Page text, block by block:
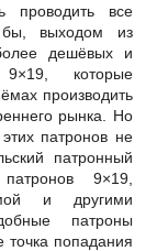
проводить все
выходом из
дешёвых и
9×19, которые
производить
рынка. Но
патронов не
патронный
9×19,
и другими
патроны
точка попадания